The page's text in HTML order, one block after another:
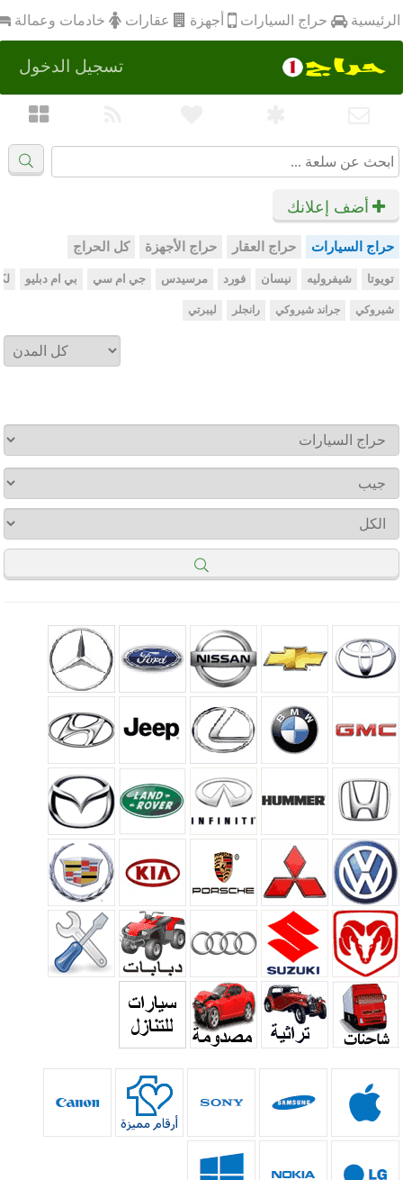
الرئيسية حراج السيارات أجهزة عقارات خادمات وعمالة
تسجيل الدخول
أضف إعلانك
حراج السيارات حراج العقار حراج الأجهزة كل الحراج
تويوتا شيفروليه نيسان فورد مرسيدس جي ام سي بي ام دبليو
شيروكي جراند شيروكي رانجلر ليبرتي